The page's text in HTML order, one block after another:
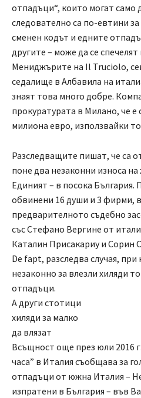
отпадъци“, които могат само
следователно са по-евтини
сменен кодът и едните
другите – може да се
Мениджърите на Il Truciolo,
седалище в Албавила на
знаят това много добре.
прокуратурата в Милано, че е
милиона евро, използвайки
Разследващите пишат, че са
поне два незаконни износа
Единият – в посока България.
обвинени 16 души и 3 фирми,
предварителното съдебно
със Стефано Вергине от
Каталин Присакариу и Сорин
De fapt, разследва случая,
незаконно за влезли хиляди
отпадъци.
А други стотици
хиляди за малко
да влязат
Всъщност още през юли 2016
часа” в Италия съобщава за
отпадъци от южна Италия –
изпратени в България – във